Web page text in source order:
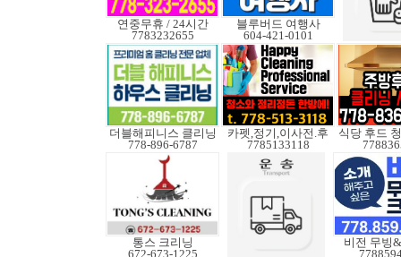
연중무휴 / 24시간
7783232655
블루버드 여행사
604-421-0101
더블해피니스 클리닝
778-896-6787
카펫,정기,이사전.후
7785133118
식당 후드
통스 크리닝
672-673-1225
비전 무빙